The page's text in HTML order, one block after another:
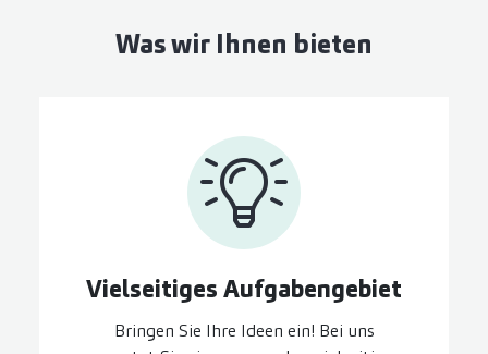
Was wir Ihnen bieten
Vielseitiges Aufgaben­gebiet
Bringen Sie Ihre Ideen ein! Bei uns